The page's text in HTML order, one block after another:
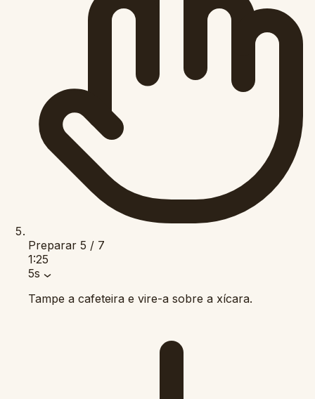
Preparar 5 / 7
1:25
5s
Tampe a cafeteira e vire-a sobre a xícara.